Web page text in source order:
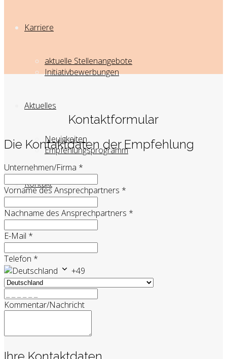
Karriere
aktuelle Stellenangebote
Initiativbewerbungen
Aktuelles
Neuigkeiten
Empfehlungsprogramm
Kontakt
Kontaktformular
Die Kontaktdaten der Empfehlung
Unternehmen/Firma *
Vorname des Ansprechpartners *
Nachname des Ansprechpartners *
E-Mail *
Telefon *
+49
Kommentar/Nachricht